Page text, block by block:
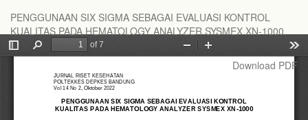
Article
Details
PENGGUNAAN SIX SIGMA SEBAGAI EVALUASI KONTROL
KUALITAS PADA HEMATOLOGY ANALYZER SYSMEX XN-1000
Download
Download PDF